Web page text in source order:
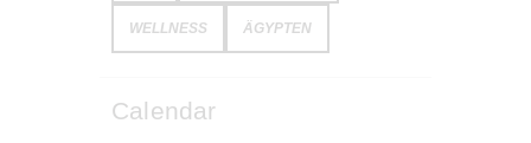
WELLNESS ÄGYPTEN
Calendar